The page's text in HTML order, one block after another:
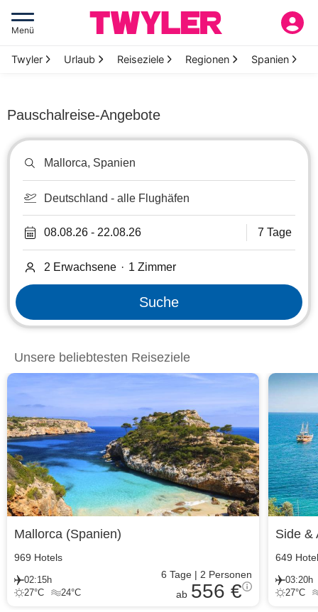
Menü
Twyler Urlaub Reiseziele Regionen Spanien